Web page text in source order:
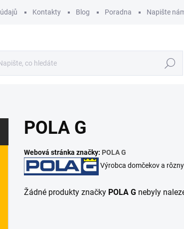
Kontakty Blog Poradna Napište
Hledat
POLA G
Webová stránka značky: POLA G
Výrobca domčekov a
Žádné produkty značky POLA G nebyly